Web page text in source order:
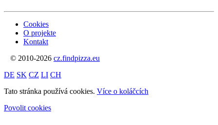
Cookies
O projekte
Kontakt
© 2010-2026 cz.findpizza.eu
DE SK CZ LI CH
Tato stránka používá cookies. Více o koláčcích
Povolit cookies